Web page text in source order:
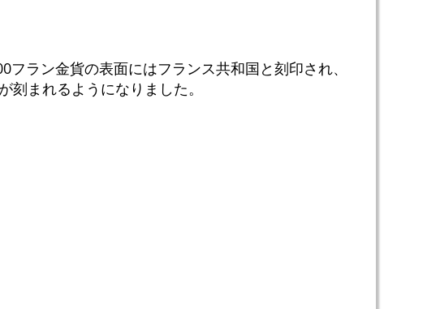
ラン金貨の表面にはフランス共和国と刻印され、
まれるようになりました。